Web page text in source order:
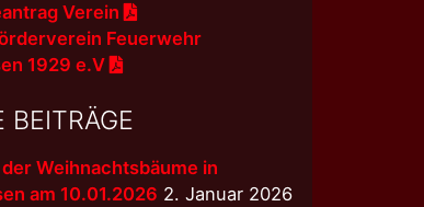
Verein
Feuerwehr
1929 e.V
BEITRÄGE
Weihnachtsbäume in
am 10.01.2026 2. Januar 2026